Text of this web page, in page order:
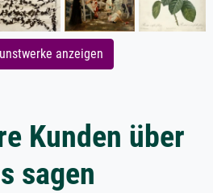
anzeigen
Kunden über
sagen